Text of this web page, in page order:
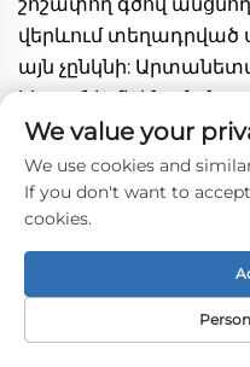
վերևում տեղադրված
այն չընկնի:
հետո ֆիլմի կնքման
միաժամանակ
ավարտելու համար:
հետո փաթեթը
նեղանալու համար:
հետո այն մտնում է
հովացման սարքը
Գործի
We value your
We use cookies and
If you don't want to
cookies.